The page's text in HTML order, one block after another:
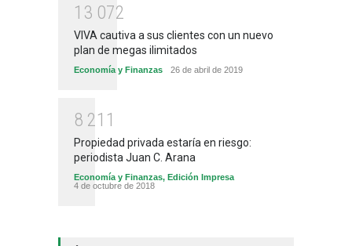
1 3 072
VIVA cautiva a sus clientes con un nuevo
plan de megas ilimitados
Economía y Finanzas 26 de abril de 2019
8 21 1
Propiedad privada estaría en riesgo:
periodista Juan C. Arana
Economía y Finanzas, Edición Impresa
4 de octubre de 2018